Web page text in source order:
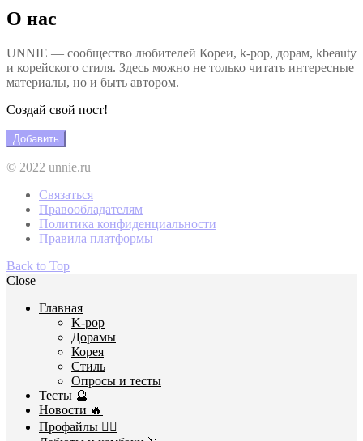
О нас
UNNIE — сообщество любителей Кореи, k-pop, дорам, kbeauty
и корейского стиля. Здесь можно не только читать интересные
материалы, но и быть автором.
Создай свой пост!
Добавить
© 2022 unnie.ru
Связаться
Правообладателям
Политика конфиденциальности
Правила платформы
Back to Top
Close
Главная
K-pop
Дорамы
Корея
Стиль
Опросы и тесты
Тесты 🔮
Новости 🔥
Профайлы 🕵️‍♀️